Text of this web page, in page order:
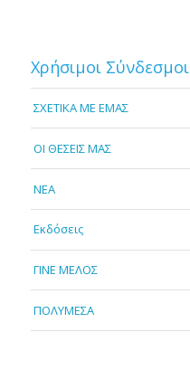
Χρήσιμοι Σύνδεσμοι
ΣΧΕΤΙΚΑ ΜΕ ΕΜΑΣ
OI ΘΕΣΕΙΣ ΜΑΣ
NEA
Εκδόσεις
ΓΙΝΕ ΜΕΛΟΣ
ΠΟΛΥΜΕΣΑ